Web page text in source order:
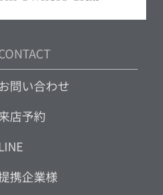
お問い合わせ
店予約
携企業様